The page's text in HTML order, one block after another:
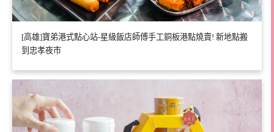
[高雄]寶弟港式點心站-星級飯店師傅手工銅板港點燒賣! 新地點搬
到忠孝夜市